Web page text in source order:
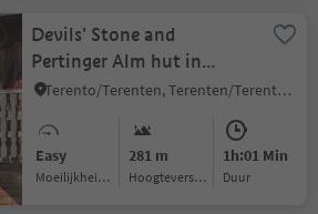
Devils' Stone and
Pertinger Alm hut in
Terenten
Terento/Terenten, Terenten/Terento, Brixen/Bressanone and environs
Easy
Moeilijkheidsgraad
281 m
Hoogteverschil
1h:01 Min
Duur